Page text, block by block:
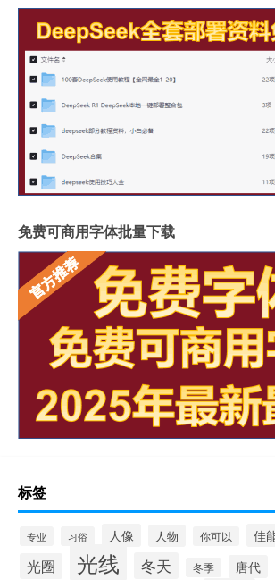
免费可商用字体批量下载
标签
专业 习俗 人像 人物 你可以 佳
光圈 光线 冬天 冬季 唐代